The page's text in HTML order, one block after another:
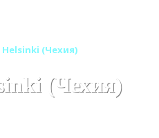
Helsinki (Чехия)
(Чехия)